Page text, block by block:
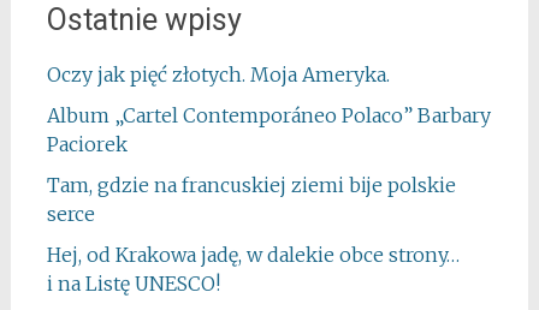
Ostatnie wpisy
Oczy jak pięć złotych. Moja Ameryka.
Album „Cartel Contemporáneo Polaco” Barbary
Paciorek
Tam, gdzie na francuskiej ziemi bije polskie
serce
Hej, od Krakowa jadę, w dalekie obce strony…
i na Listę UNESCO!